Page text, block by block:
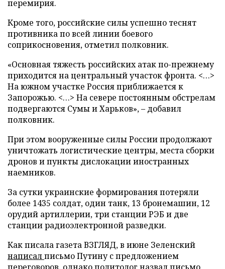
перемирия.
Кроме того, российские силы успешно теснят
противника по всей линии боевого
соприкосновения, отметил полковник.
«Основная тяжесть российских атак по-прежнему
приходится на центральный участок фронта. <…>
На южном участке Россия приближается к
Запорожью. <…> На севере постоянным обстрелам
подвергаются Сумы и Харьков», – добавил
полковник.
При этом вооруженные силы России продолжают
уничтожать логистические центры, места сборки
дронов и пункты дислокации иностранных
наемников.
За сутки украинские формирования потеряли
более 1435 солдат, один танк, 13 бронемашин, 12
орудий артиллерии, три станции РЭБ и две
станции радиоэлектронной разведки.
Как писала газета ВЗГЛЯД, в июне Зеленский
написалписьмо Путину с предложением